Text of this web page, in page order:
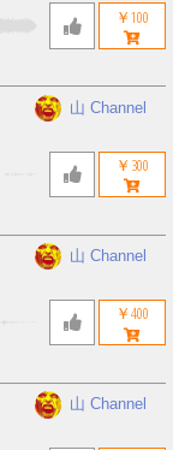
￥100
山 Channel
￥300
山 Channel
￥400
山 Channel